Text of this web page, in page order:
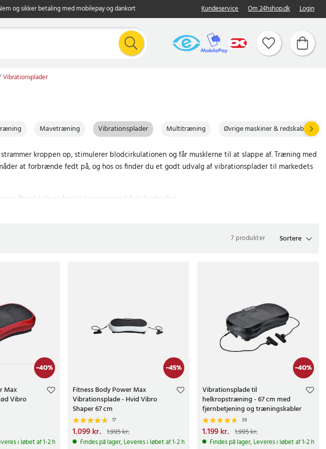
og sikker betaling med mobilepay og dankort Kundeservice Om 24hshop.dk Login
Vibrationsplader
Mavetræning Vibrationsplader Multitræning Øvrige maskiner & redskaber
kroppen op, stimulerer blodcirkulationen og får musklerne til at slappe af. Træning med
at forbrænde fedt på, og hos os finder du et godt udvalg af vibrationsplader til markedets
åbent køb og hurtig levering med fast fragtgebyr.
7 produkter Sortere
-40%
Max
Vibro
kr.
i løbet af 1-2 hverdage
-45%
Fitness Body Power Max
Vibrationsplade - Hvid Vibro
Shaper 67 cm
17
Nuværende pris:1.099 kr.
pris:1.995 kr.
1.099 kr. 1.995 kr.
Findes på lager, Leveres i løbet af 1-2 hverdage
-40%
Vibrationsplade til
helkropstræning - 67 cm med
fjernbetjening og træningskabler
39
Nuværende pris:1.199 kr.
pris:1.995 kr.
1.199 kr. 1.995 kr.
Findes på lager, Leveres i løbet af 1-2